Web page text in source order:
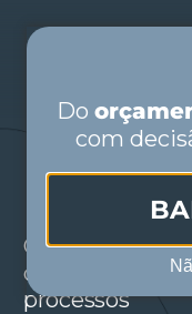
Do
com
Como fazer
controles
processos